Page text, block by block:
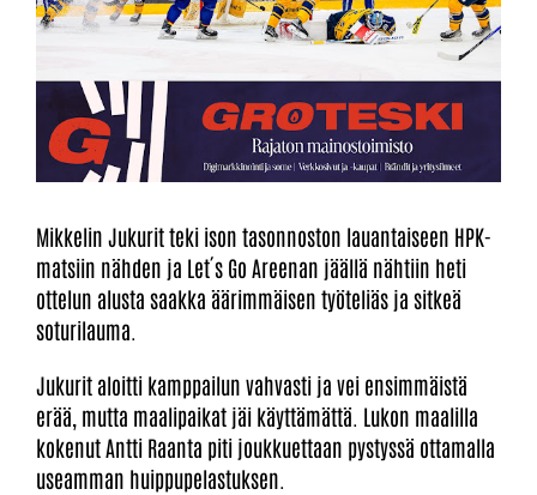
Mikkelin Jukurit teki ison tasonnoston lauantaiseen HPK-
matsiin nähden ja Let´s Go Areenan jäällä nähtiin heti
ottelun alusta saakka äärimmäisen työteliäs ja sitkeä
soturilauma.
Jukurit aloitti kamppailun vahvasti ja vei ensimmäistä
erää, mutta maalipaikat jäi käyttämättä. Lukon maalilla
kokenut Antti Raanta piti joukkuettaan pystyssä ottamalla
useamman huippupelastuksen.